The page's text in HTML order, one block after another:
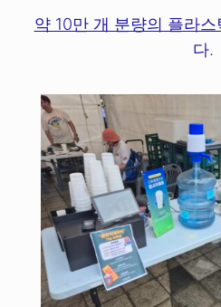
약 10만 개 분량의 플라
다.